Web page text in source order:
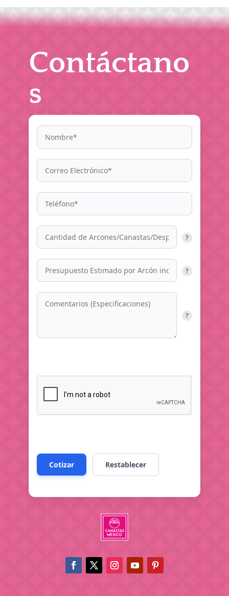
Contáctano
s
?
?
?